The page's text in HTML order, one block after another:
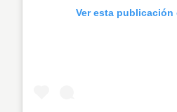
Ver esta publicación